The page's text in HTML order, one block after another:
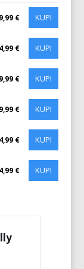
€ KUPI
€ KUPI
€ KUPI
€ KUPI
€ KUPI
€ KUPI